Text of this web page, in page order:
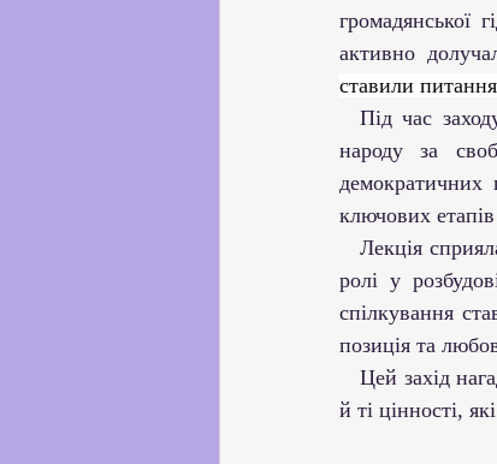
Соціальні та
Академічна
громадянської
ставили
народу за
демократичних
ключових
   Лекція сприяла формуванню у студентів почуття національної гордості, усвідомлення своєї
ролі у
спілкування
позиція та
й ті цінності,